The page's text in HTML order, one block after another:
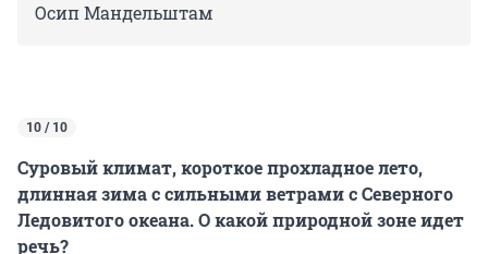
Осип Мандельштам
10 / 10
Суровый климат, короткое прохладное лето,
длинная зима с сильными ветрами с Северного
Ледовитого океана. О какой природной зоне идет
речь?